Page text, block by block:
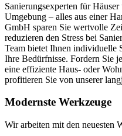
Sanierungsexperten für
Umgebung – alles aus einer
GmbH sparen Sie wertvolle
reduzieren den Stress bei
Team bietet Ihnen individuelle
Ihre Bedürfnisse. Fordern Sie
eine effiziente Haus- oder
profitieren Sie von unserer
Modernste Werkzeuge
Wir arbeiten mit den neuesten